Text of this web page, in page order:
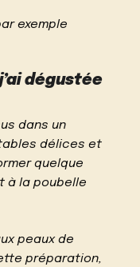
exemple
dégustée
dans un
délices et
quelque
à la poubelle
peaux de
préparation,